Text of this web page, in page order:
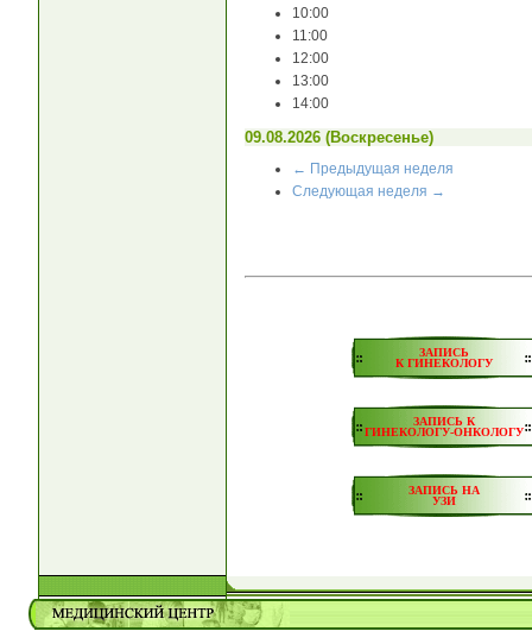
10:00
11:00
12:00
13:00
14:00
09.08.2026 (Воскресенье)
← Предыдущая неделя
Следующая неделя →
ЗАПИСЬ
К ГИНЕКОЛОГУ
ЗАПИСЬ К
ГИНЕКОЛОГУ-ОНКОЛОГУ
ЗАПИСЬ НА
УЗИ